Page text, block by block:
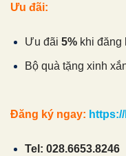
Ưu đãi:
Ưu đãi 5%khi đăng
Bộ quà tặng xinh
Đăng ký ngay:
Tel: 028.6653.8246